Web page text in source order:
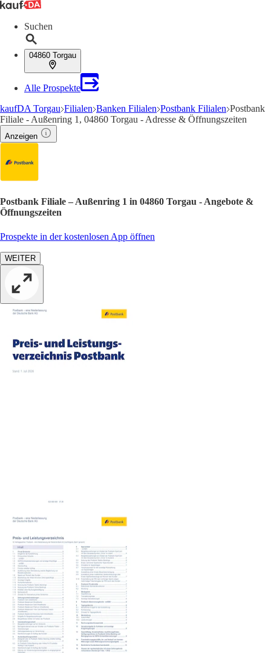
Suchen
04860 Torgau
Alle Prospekte
kaufDA Torgau Filialen Banken Filialen Postbank Filialen Postbank
Filiale - Außenring 1, 04860 Torgau - Adresse & Öffnungszeiten
Anzeigen
Postbank Filiale – Außenring 1 in 04860 Torgau - Angebote &
Öffnungszeiten
Prospekte in der kostenlosen App öffnen
WEITER